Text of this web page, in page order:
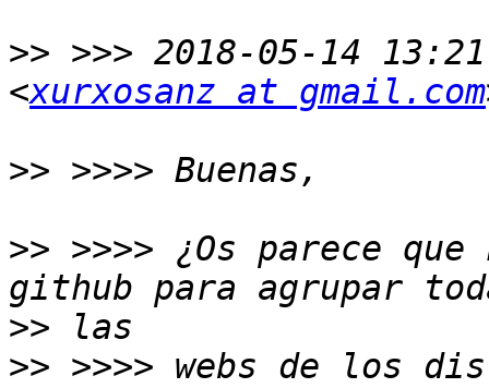
>> >>> 2018-05-14
<xurxosanz at gmail.com
>>
>> >>>> ¿Os parece
>>
>> >>>> webs de los